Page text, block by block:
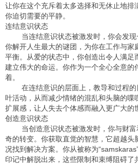
让你在这个充斥着太多选择和无休止地排
你迫切需要的平静。
连结意识状态
当连结意识状态被激发时，你会发现
你解开人生最大的谜团，为你在工作与家
平衡。从爱的状态中，你创造出令人满足
建立伟大的命运。你作为一个全心全意的
着。
在连结意识的层面上，教导和过程的
叶活动，从而减少情绪的混乱和头脑的喋
扩展感，让人失去个体感而融入更广大的
创造意识状态
当创造意识状态被激发时，你与财富
奇的转变。你获取直觉的智慧，它超越头
况找到解决方案。你从被称为
印记中解脱出来，这些限制和束缚阻碍了